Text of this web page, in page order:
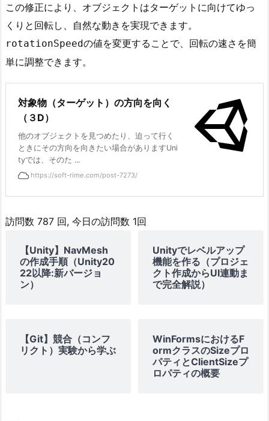
rotationSpeed
この修正により、オブジェクトはターゲットに向けてゆっ
くりと回転し、自然な動きを実現できます。
rotationSpeedの値を変更することで、回転の速さを簡
単に調整できます。
対象物（ターゲット）の方向を向く
（３D）
他のオブジェクトを見つめたり、迫って行く
ときにその方向を向きたい場合がありますUni
tyでは、そのた ...
https://soft-rime.com/post-7273/
訪問数 787 回, 今日の訪問数 1回
【Unity】NavMesh
の作成手順（Unity20
22以降:新バージョ
ン）
Unityでレベルアップ
機能を作る（プロジェ
クト作成からUI連動ま
で完全解説）
【Git】競合（コンフ
リクト）実験から学ぶ
WinFormsにおけるF
ormクラスのSizeプロ
パティとClientSizeプ
ロパティの概要